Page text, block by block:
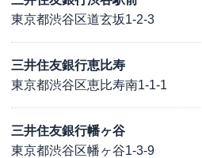
東京都渋谷区道玄坂1-2-3
三井住友銀行恵比寿
東京都渋谷区恵比寿南1-1-1
三井住友銀行幡ヶ谷
東京都渋谷区幡ヶ谷1-3-9